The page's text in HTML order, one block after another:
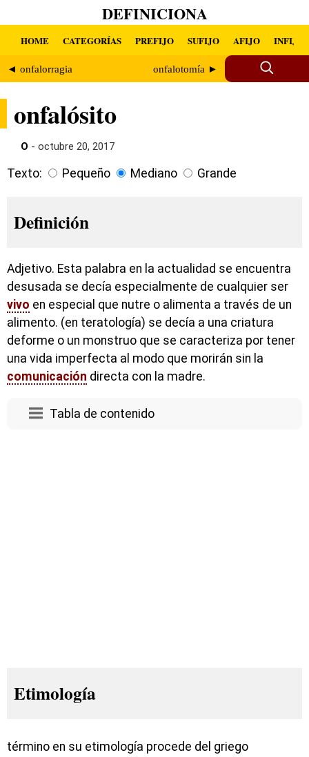
DEFINICIONA
HOME CATEGORÍAS PREFIJO SUFIJO AFIJO INFIJO
◄ onfalorragia onfalotomía ►
onfalósito
O - octubre 20, 2017
Texto: Pequeño Mediano Grande
Definición
Adjetivo. Esta palabra en la actualidad se encuentra
desusada se decía especialmente de cualquier ser
vivo en especial que nutre o alimenta a través de un
alimento. (en teratología) se decía a una criatura
deforme o un monstruo que se caracteriza por tener
una vida imperfecta al modo que morirán sin la
comunicación directa con la madre.
Tabla de contenido
Etimología
término en su etimología procede del griego